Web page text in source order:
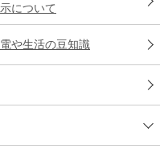
について
や生活の豆知識